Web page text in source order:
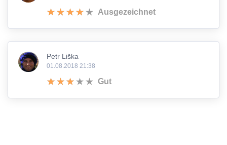
Ausgezeichnet
Petr Liška
01.08.2018 21:38
Gut